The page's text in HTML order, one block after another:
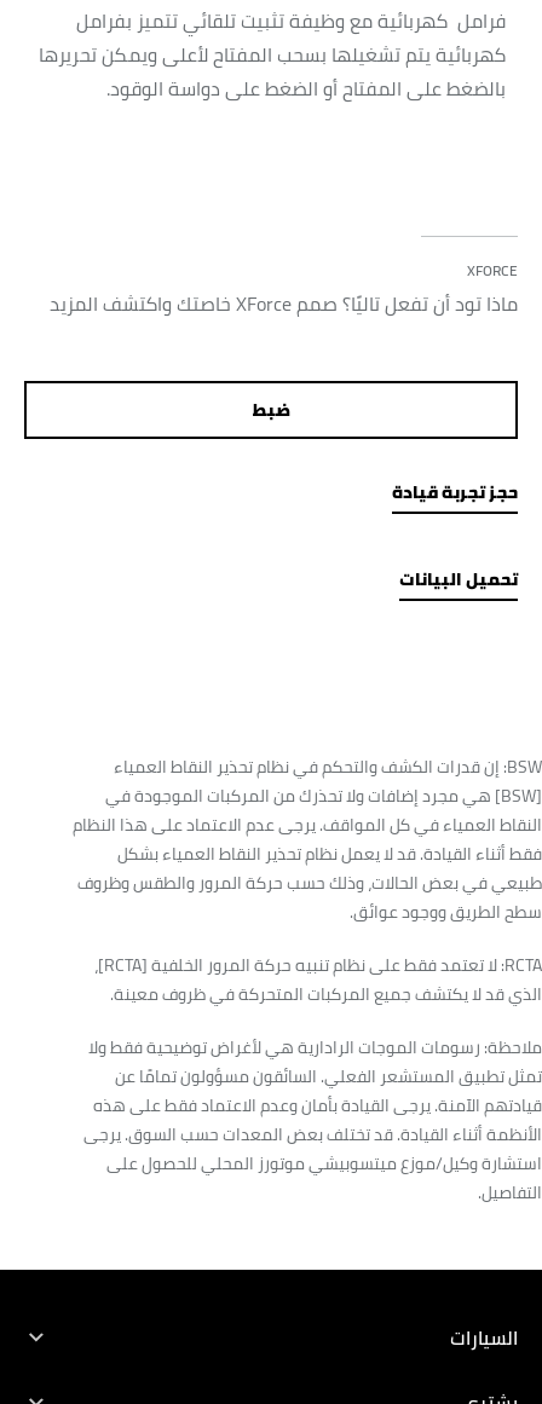
فرامل كهربائية مع وظيفة تثبيت تلقائي تتميز بفرامل
كهربائية يتم تشغيلها بسحب المفتاح لأعلى ويمكن تحريرها
بالضغط على المفتاح أو الضغط على دواسة الوقود.
XFORCE
ماذا تود أن تفعل تاليًا؟ صمم XForce خاصتك واكتشف المزيد
ضبط
حجز تجربة قيادة
تحميل البيانات
BSW: إن قدرات الكشف والتحكم في نظام تحذير النقاط العمياء
[BSW] هي مجرد إضافات ولا تحذرك من المركبات الموجودة في
النقاط العمياء في كل المواقف. يرجى عدم الاعتماد على هذا النظام
فقط أثناء القيادة. قد لا يعمل نظام تحذير النقاط العمياء بشكل
طبيعي في بعض الحالات، وذلك حسب حركة المرور والطقس وظروف
سطح الطريق ووجود عوائق.
RCTA: لا تعتمد فقط على نظام تنبيه حركة المرور الخلفية [RCTA]،
الذي قد لا يكتشف جميع المركبات المتحركة في ظروف معينة.
ملاحظة: رسومات الموجات الرادارية هي لأغراض توضيحية فقط ولا
تمثل تطبيق المستشعر الفعلي. السائقون مسؤولون تمامًا عن
قيادتهم الآمنة. يرجى القيادة بأمان وعدم الاعتماد فقط على هذه
الأنظمة أثناء القيادة. قد تختلف بعض المعدات حسب السوق. يرجى
استشارة وكيل/موزع ميتسوبيشي موتورز المحلي للحصول على
التفاصيل.
السيارات
جميع المركبات